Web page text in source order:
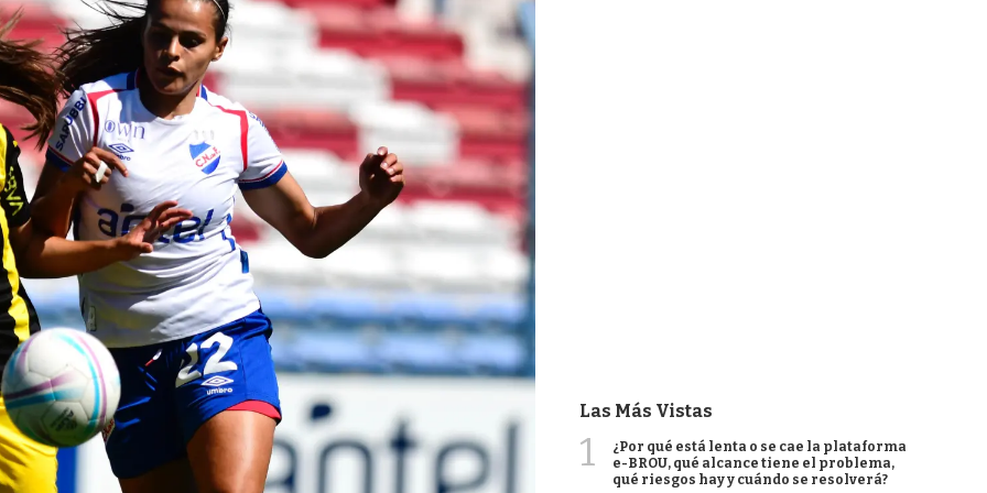
Las Más Vistas
1
¿Por qué está lenta o se cae la plataforma
e-BROU, qué alcance tiene el problema,
qué riesgos hay y cuándo se resolverá?